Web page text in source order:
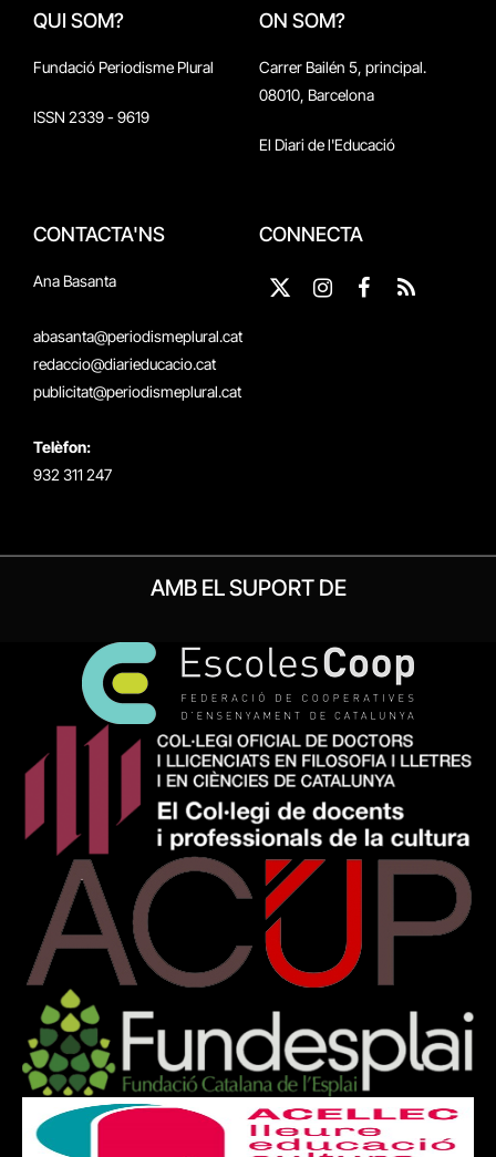
QUI SOM?
Fundació Periodisme Plural
ISSN 2339 - 9619
ON SOM?
Carrer Bailén 5, principal.
08010, Barcelona
El Diari de l'Educació
CONTACTA'NS
Ana Basanta
abasanta@periodismeplural.cat
redaccio@diarieducacio.cat
publicitat@periodismeplural.cat
Telèfon:
932 311 247
CONNECTA
X
Instagram
Facebook
RSS
AMB EL SUPORT DE